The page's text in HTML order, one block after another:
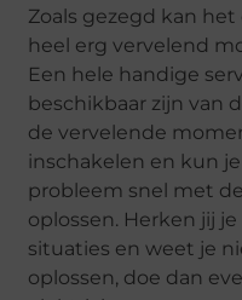
Zoals gezegd kan
heel erg vervelend
Een hele handige
beschikbaar zijn van
de vervelende
inschakelen en kun
probleem snel met
oplossen. Herken jij
situaties en weet je
oplossen, doe dan